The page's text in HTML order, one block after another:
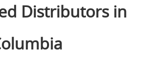
Distributors in